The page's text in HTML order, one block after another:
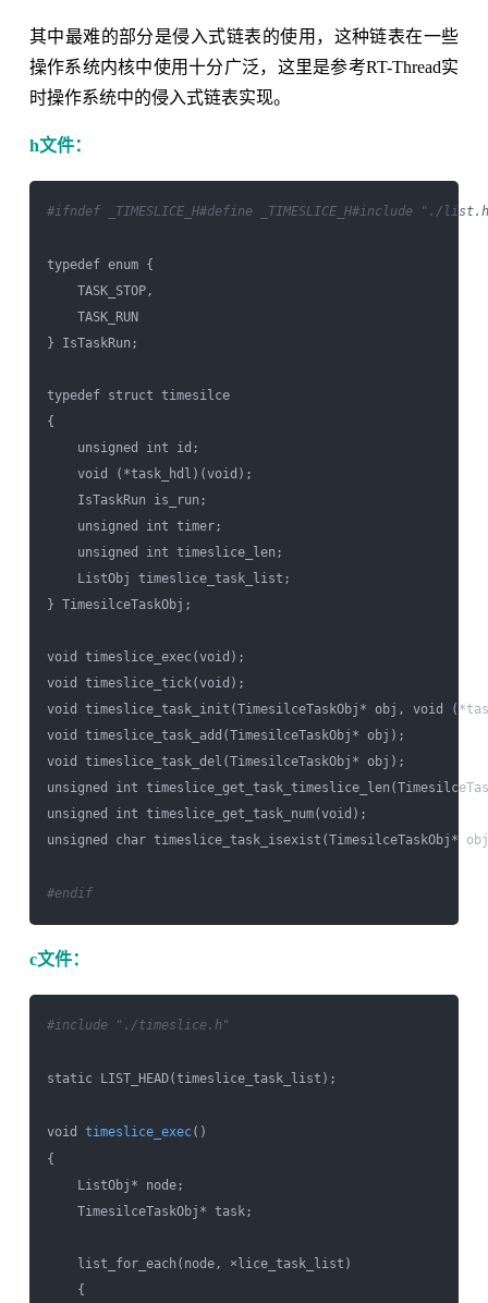
其中最难的部分是侵入式链表的使用，这种链表在一些
操作系统内核中使用十分广泛，这里是参考RT-Thread实
时操作系统中的侵入式链表实现。
h文件：
#ifndef _TIMESLICE_H#define _TIMESLICE_H#include "./
typedef enum {
TASK_STOP,
TASK_RUN
} IsTaskRun;
typedef struct timesilce
{
unsigned int id;
void (*task_hdl)(void);
IsTaskRun is_run;
unsigned int timer;
unsigned int timeslice_len;
ListObj timeslice_task_list;
} TimesilceTaskObj;
void timeslice_exec(void);
void timeslice_tick(void);
void timeslice_task_init(TimesilceTaskObj* obj, void
void timeslice_task_add(TimesilceTaskObj* obj);
void timeslice_task_del(TimesilceTaskObj* obj);
unsigned int
unsigned int timeslice_get_task_num(void);
unsigned char timeslice_task_isexist(TimesilceTaskObj*
#endif
c文件：
#include "./timeslice.h"
static LIST_HEAD(timeslice_task_list);
void timeslice_exec()
{
ListObj* node;
TimesilceTaskObj* task;
list_for_each(node, ×lice_task_list)
{